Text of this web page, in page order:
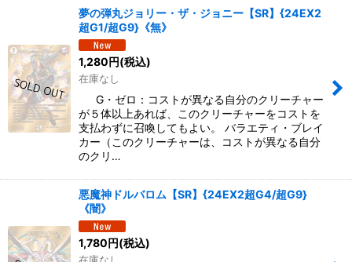
夢の弾丸ジョリー・ザ・ジョニー【SR】{24EX2
超G1/超G9}《無》
1,280円(税込)
在庫なし
G・ゼロ：コストが異なる自分のクリーチャー
が５体以上あれば、このクリーチャーをコストを
支払わずに召喚してもよい。 バラエティ・ブレイ
カー（このクリーチャーは、コストが異なる自分
のクリ…
悪魔神ドルバロム【SR】{24EX2超G4/超G9}
《闇》
1,780円(税込)
在庫なし